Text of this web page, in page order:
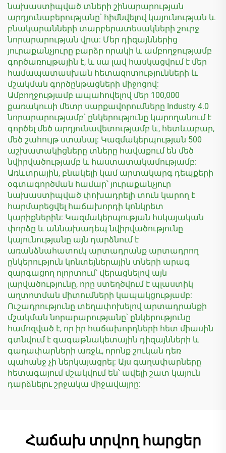
նախաստիպված տների շինարարության
արդյունաբերությանը՝ հիմնվելով կայունության և
բնակարանների տարբերատեսակների շուրջ
նորարարության վրա: Մեր դիզայններից
յուրաքանչյուրը բարձր որակի և ամբողջությամբ
գործառույթային է, և սա լավ հասկացվում է մեր
համապատասխան հետազոտությունների և
մշակման գործընթացների միջոցով:
Ամբողջությամբ ապահովելով մեր 100,000
քառակուսի մետր սարքավորումները Industry 4.0
նորարարությամբ՝ ընկերությունը կարողանում է
գործել մեծ արդյունավետությամբ և, հետևաբար,
մեծ շահույթ ստանալ: Կազմակերպության 500
աշխատակիցները տները հավաքում են մեծ
նվիրվածությամբ և հաստատակամությամբ:
Առևտրային, բնակելի կամ արտակարգ դեպքերի
օգտագործման համար՝ յուրաքանչյուր
նախաստիպված փոխադրելի տուն կարող է
հարմարեցվել հաճախորդի կոնկրետ
կարիքներին: Կազմակերպության հսկայական
փորձը և աննախադեպ նվիրվածությունը
կայունությանը այն դարձնում է
առանձնահատուկ արտադրանք արտադրող
ընկերություն կոնտեյներային տների արագ
զարգացող ոլորտում՝ վերացնելով այն
լարվածությունը, որը ստեղծվում է պլաստիկ
աղտոտման միտումների կապակցությամբ:
Ուշադրությունը տեղափոխելով արտադրանքի
մշակման նորարարությանը՝ ընկերությունը
համոզված է, որ իր հաճախորդների հետ միասին
գտնվում է գագաթնակետային դիզայնների և
գաղափարների առջև, որոնք շուկան դեռ
պահանջ չի ներկայացրել: Այս գաղափարները
հետագայում մշակվում են՝ ավելի շատ կայուն
դարձնելու շրջակա միջավայրը:
Հաճախ տրվող հարցեր